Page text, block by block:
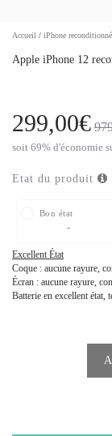
Accueil / iPhone reconditionné
Apple iPhone 12
299,00€
soit 69% d'économie
Etat du produit
Bon état
-
Excellent État
Coque : aucune rayure,
Écran : aucune rayure,
Batterie en excellent état,